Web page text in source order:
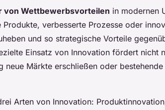
von Wettbewerbsvorteilen in modernen
verbesserte Prozesse oder
und so strategische Vorteile
Einsatz von Innovation fördert nicht
neue Märkte erschließen oder
Arten von Innovation: